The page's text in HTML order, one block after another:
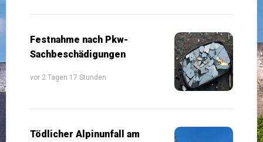
Festnahme nach Pkw-
Sachbeschädigungen
vor 2 Tagen 17 Stunden
Tödlicher Alpinunfall am